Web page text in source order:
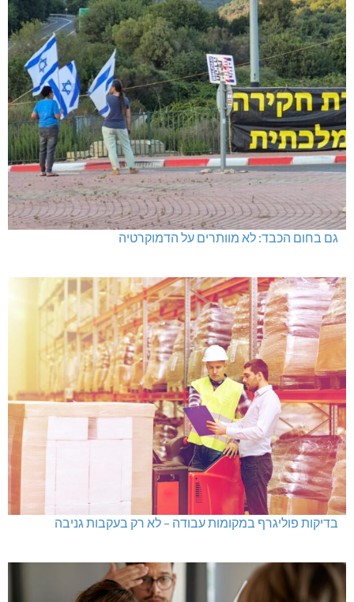
גם בחום הכבד: לא מוותרים על הדמוקרטיה
בדיקות פוליגרף במקומות עבודה – לא רק בעקבות גניבה